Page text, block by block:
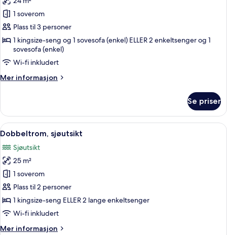
av
Dobbeltrom,
delvis
sjøutsikt
adults
+
1
1 soverom
Plass til 3 personer
1 kingsize-seng og 1 sovesofa (enkel) ELLER 2 enkeltsenger og 1
sovesofa (enkel)
Wi-fi inkludert
Mer informasjon
Mer
delvis
sjøutsikt
(2
+
child)
Se priser
Åpne
alle
bildene
av
Dobbeltrom,
sjøutsikt
5
Dobbeltrom, sjøutsikt
Sjøutsikt
25 m²
1 soverom
Plass til 2 personer
1 kingsize-seng ELLER 2 lange enkeltsenger
Wi-fi inkludert
Mer informasjon
Mer